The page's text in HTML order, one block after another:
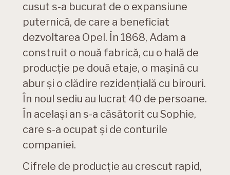
cusut s-a bucurat de o expansiune
puternică, de care a beneficiat
dezvoltarea Opel. În 1868, Adam a
construit o nouă fabrică, cu o hală de
producție pe două etaje, o mașină cu
abur și o clădire rezidențială cu birouri.
În noul sediu au lucrat 40 de persoane.
În același an s-a căsătorit cu Sophie,
care s-a ocupat și de conturile
companiei.
Cifrele de producție au crescut rapid,